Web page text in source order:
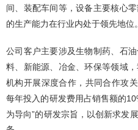
间、装配车间等，设备主要核心
的生产能力在行业内处于领先地位。
公司客户主要涉及生物制药、石
料、新能源、冶金、环保等领域
机构开展深度合作，共同合作攻
每年投入的研发费用占销售额的
为导向”的研发宗旨，以创新求发